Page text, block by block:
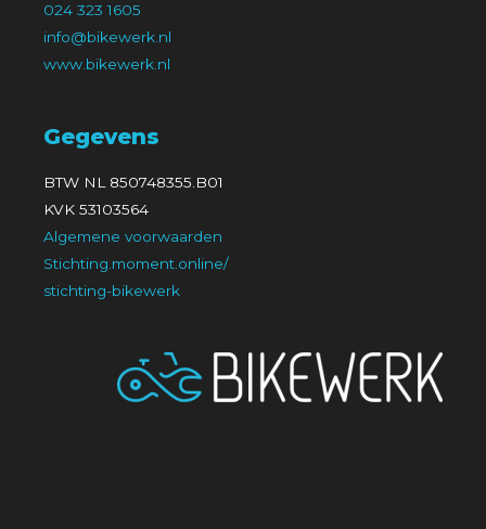
024 323 1605
info@bikewerk.nl
www.bikewerk.nl
Gegevens
BTW NL 850748355.B01
KVK 53103564
Algemene voorwaarden
Stichting.moment.online/
stichting-bikewerk